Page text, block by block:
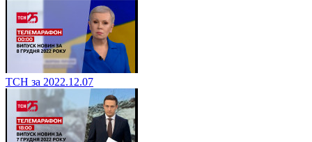
ТСН за 2022.12.07